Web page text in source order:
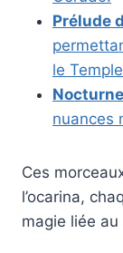
Prélude
le
nuances
Ces
l’ocarina,
magie liée au